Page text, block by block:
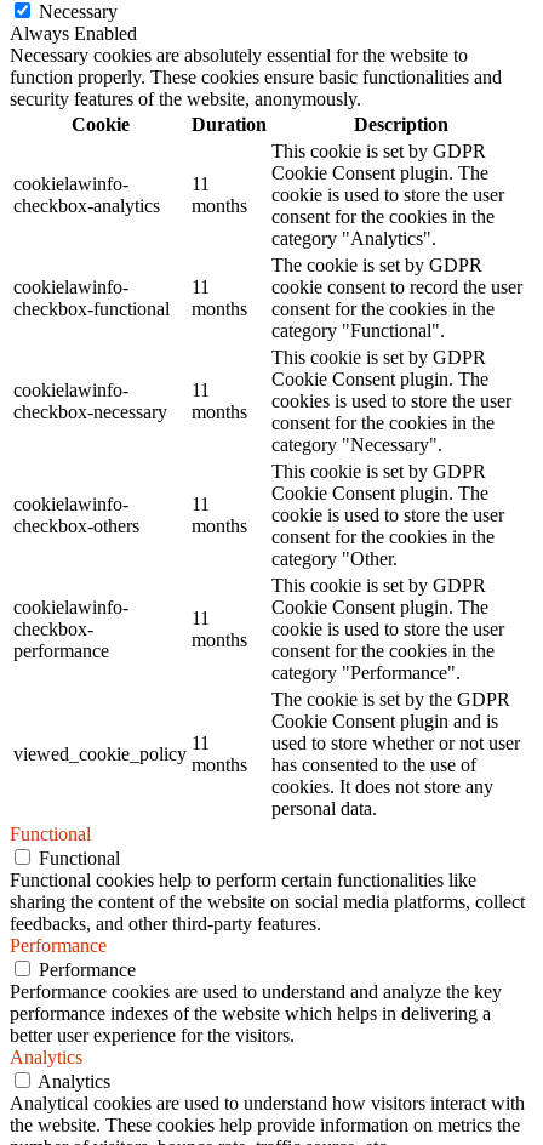
Necessary
Always Enabled
Necessary cookies are absolutely essential for the website to
function properly. These cookies ensure basic functionalities and
security features of the website, anonymously.
Cookie
Duration Description
cookielawinfo-
checkbox-analytics
11
months
This cookie is set by GDPR
Cookie Consent plugin. The
cookie is used to store the user
consent for the cookies in the
category "Analytics".
cookielawinfo-
checkbox-functional
11
months
The cookie is set by GDPR
cookie consent to record the user
consent for the cookies in the
category "Functional".
cookielawinfo-
checkbox-necessary
11
months
This cookie is set by GDPR
Cookie Consent plugin. The
cookies is used to store the user
consent for the cookies in the
category "Necessary".
cookielawinfo-
checkbox-others
11
months
This cookie is set by GDPR
Cookie Consent plugin. The
cookie is used to store the user
consent for the cookies in the
category "Other.
cookielawinfo-
checkbox-
performance
11
months
This cookie is set by GDPR
Cookie Consent plugin. The
cookie is used to store the user
consent for the cookies in the
category "Performance".
viewed_cookie_policy
11
months
The cookie is set by the GDPR
Cookie Consent plugin and is
used to store whether or not user
has consented to the use of
cookies. It does not store any
personal data.
Functional
Functional
Functional cookies help to perform certain functionalities like
sharing the content of the website on social media platforms, collect
feedbacks, and other third-party features.
Performance
Performance
Performance cookies are used to understand and analyze the key
performance indexes of the website which helps in delivering a
better user experience for the visitors.
Analytics
Analytics
Analytical cookies are used to understand how visitors interact with
the website. These cookies help provide information on metrics the